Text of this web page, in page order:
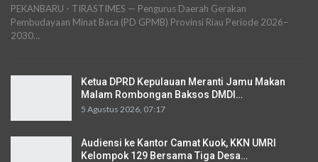
PEKANBARU - TIRASTIMES — Pengurus Daerah Gerakan
Pembudayaan Minat Baca (PD GPMB) Provinsi Riau Periode 2026–
2030…
Ketua DPRD Kepulauan Meranti Jamu Makan
Malam Rombongan Baksos DMDI…
5 Agustus 2026, 07:17
Audiensi ke Kantor Camat Kuok, KKN UMRI
Kelompok 129 Bersama Tiga Desa…